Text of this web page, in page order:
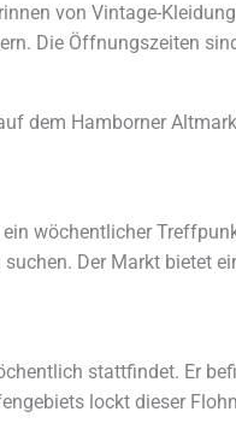
von Vintage-
Die Öffnungszeiten
dem Hamborner
wöchentlicher
Der Markt bietet
stattfindet. Er
lockt dieser